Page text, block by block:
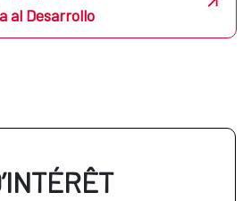
al Desarrollo